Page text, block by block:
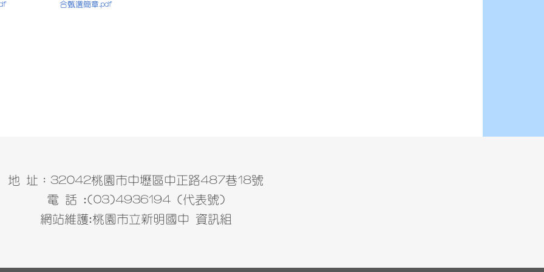
合甄選簡章.pdf
地 址：32042桃園市中壢區中正路487巷18號
電 話 :(03)4936194 (代表號)
網站維護:桃園市立新明國中 資訊組